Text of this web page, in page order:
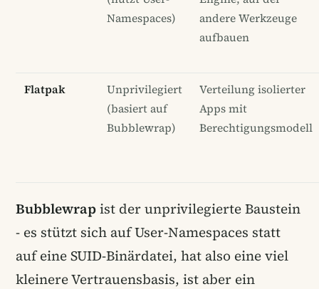
Namespaces)
andere Werkzeuge
aufbauen
Flatpak
Unprivilegiert
(basiert auf
Bubblewrap)
Verteilung isolierter
Apps mit
Berechtigungsmodell
Bubblewrapist der unprivilegierte Baustein
- es stützt sich auf User-Namespaces statt
auf eine SUID-Binärdatei, hat also eine viel
kleinere Vertrauensbasis, ist aber ein